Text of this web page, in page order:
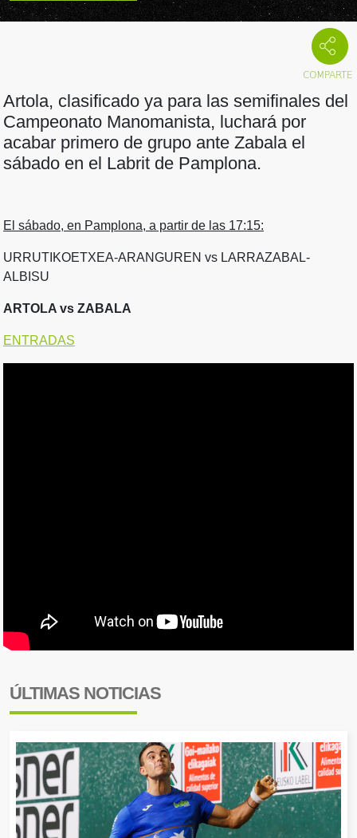
Artola, clasificado ya para las semifinales del
Campeonato Manomanista, luchará por
acabar primero de grupo ante Zabala el
sábado en el Labrit de Pamplona.
El sábado, en Pamplona, a partir de las 17:15:
URRUTIKOETXEA-ARANGUREN vs LARRAZABAL-
ALBISU
ARTOLA vs ZABALA
ENTRADAS
ÚLTIMAS NOTICIAS